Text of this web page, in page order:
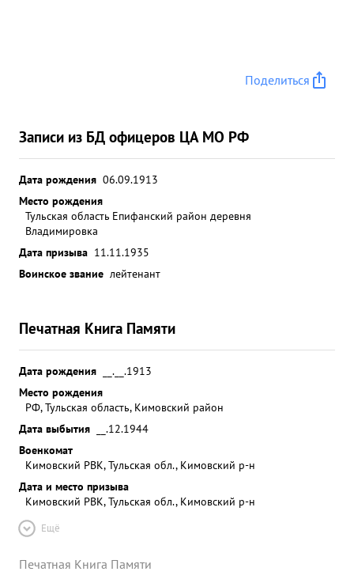
Поделиться
Записи из БД офицеров ЦА МО РФ
Дата рождения 06.09.1913
Место рождения
Тульская область Епифанский район деревня
Владимировка
Дата призыва 11.11.1935
Воинское звание лейтенант
Печатная Книга Памяти
Дата рождения
__.__.1913
Место рождения
РФ, Тульская область, Кимовский район
Дата выбытия
__.12.1944
Военкомат
Кимовский РВК, Тульская обл., Кимовский р-н
Дата и место призыва
Кимовский РВК, Тульская обл., Кимовский р-н
Ещё
Печатная Книга Памяти